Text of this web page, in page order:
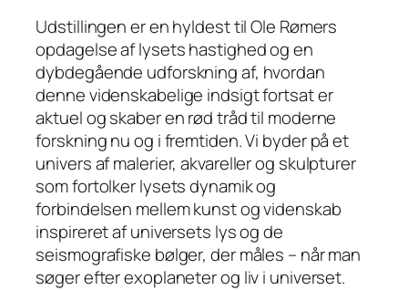
Udstillingen er en hyldest til Ole Rømers
opdagelse af lysets hastighed og en
dybdegående udforskning af, hvordan
denne videnskabelige indsigt fortsat er
aktuel og skaber en rød tråd til moderne
forskning nu og i fremtiden. Vi byder på et
univers af malerier, akvareller og skulpturer
som fortolker lysets dynamik og
forbindelsen mellem kunst og videnskab
inspireret af universets lys og de
seismografiske bølger, der måles – når man
søger efter exoplaneter og liv i universet.